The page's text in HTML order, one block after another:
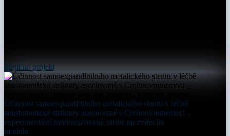
přejít na projekt
Účinnost samoexpandibilního metalického stentu v léčbě
anastomotické striktury asociované s Crohnovounemoci –
experimentální randomizovaná studie na zvířecím
modelu